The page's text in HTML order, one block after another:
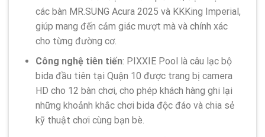
các bàn MR.SUNG Acura 2025 và KKKing Imperial,
giúp mang đến cảm giác mượt mà và chính xác
cho từng đường cơ.
Công nghệ tiên tiến: PIXXIE Pool là câu lạc bộ
bida đầu tiên tại Quận 10 được trang bị camera
HD cho 12 bàn chơi, cho phép khách hàng ghi lại
những khoảnh khắc chơi bida độc đáo và chia sẻ
kỹ thuật chơi cùng bạn bè.